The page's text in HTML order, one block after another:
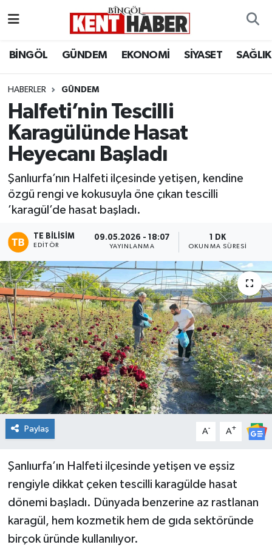
BİNGÖL GÜNDEM EKONOMİ SİYASET SAĞLIK
HABERLER GÜNDEM
Halfeti’nin Tescilli
Karagülünde Hasat
Heyecanı Başladı
Şanlıurfa’nın Halfeti ilçesinde yetişen, kendine
özgü rengi ve kokusuyla öne çıkan tescilli
’karagül’de hasat başladı.
TE BILISIM
EDITÖR
09.05.2026 - 18:07
YAYINLANMA
1 DK
OKUNMA SÜRESI
Paylaş A- A+
Şanlıurfa’ın Halfeti ilçesinde yetişen ve eşsiz
rengiyle dikkat çeken tescilli karagülde hasat
dönemi başladı. Dünyada benzerine az rastlanan
karagül, hem kozmetik hem de gıda sektöründe
birçok üründe kullanılıyor.
BİLİM-TEKNOLOJİ
DÜNYA
EĞİTİM
GENÇ
GÜNDEM
KARLIOVA
KİĞI
MERKEZ
RESMİ İLANLAR
SAĞLIK
SİYASET
SPOR
YAYLADERE
YEDİSU
Bingöl Hava Durumu
Bingöl Namaz Vakitleri
Bingöl Trafik Yoğunluk Haritası
Tüm Manşetler
Son Dakika Haberleri
Haber Arşivi